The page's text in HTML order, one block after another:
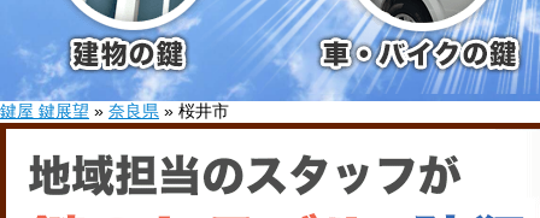
鍵屋 鍵展望 » 奈良県 » 桜井市